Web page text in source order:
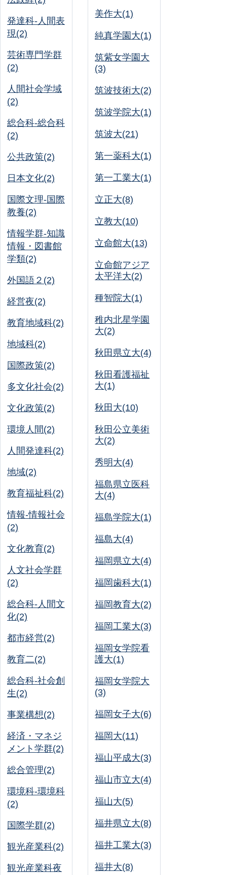
発達科-人間表
現(2)
芸術専門学群
(2)
人間社会学域
(2)
総合科-総合科
(2)
公共政策(2)
日本文化(2)
国際文理-国際
教養(2)
情報学群-知識
情報・図書館
学類(2)
外国語２(2)
経営夜(2)
教育地域科(2)
地域科(2)
国際政策(2)
多文化社会(2)
文化政策(2)
環境人間(2)
人間発達科(2)
地域(2)
教育福祉科(2)
情報-情報社会
(2)
文化教育(2)
人文社会学群
(2)
総合科-人間文
化(2)
都市経営(2)
教育二(2)
総合科-社会創
生(2)
事業構想(2)
経済・マネジ
メント学群(2)
総合管理(2)
環境科-環境科
(2)
国際学群(2)
観光産業科(2)
観光産業科夜
美作大(1)
純真学園大(1)
筑紫女学園大
(3)
筑波技術大(2)
筑波学院大(1)
筑波大(21)
第一薬科大(1)
第一工業大(1)
立正大(8)
立教大(10)
立命館大(13)
立命館アジア
太平洋大(2)
種智院大(1)
稚内北星学園
大(2)
秋田県立大(4)
秋田看護福祉
大(1)
秋田大(10)
秋田公立美術
大(2)
秀明大(4)
福島県立医科
大(4)
福島学院大(1)
福島大(4)
福岡県立大(4)
福岡歯科大(1)
福岡教育大(2)
福岡工業大(3)
福岡女学院看
護大(1)
福岡女学院大
(3)
福岡女子大(6)
福岡大(11)
福山平成大(3)
福山市立大(4)
福山大(5)
福井県立大(8)
福井工業大(3)
福井大(8)